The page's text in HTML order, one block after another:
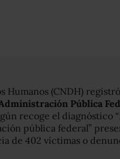
Humanos (CNDH)
Pública
recoge el diagnóstico
pública federal”
de 402 víctimas o